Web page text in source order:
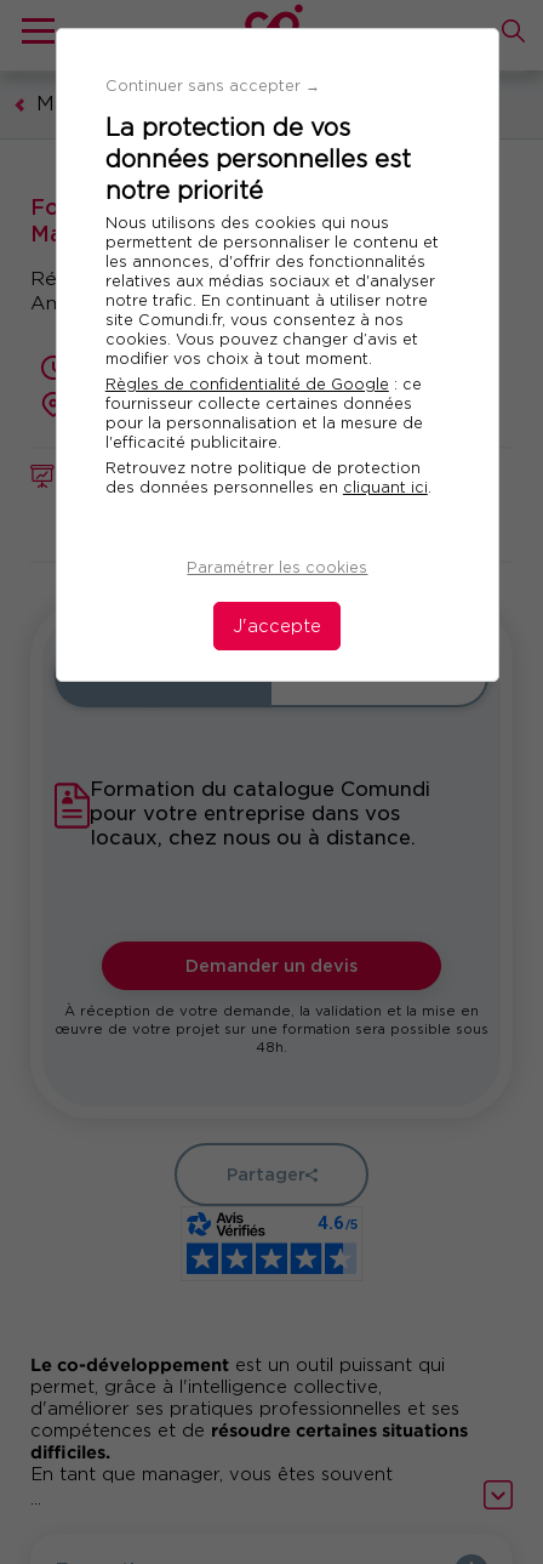
Continuer sans accepter →
La protection de vos
données personnelles est
notre priorité
Nous utilisons des cookies qui nous
permettent de personnaliser le contenu et
les annonces, d'offrir des fonctionnalités
relatives aux médias sociaux et d'analyser
notre trafic. En continuant à utiliser notre
site Comundi.fr, vous consentez à nos
cookies. Vous pouvez changer d’avis et
modifier vos choix à tout moment.
Règles de confidentialité de Google : ce
fournisseur collecte certaines données
pour la personnalisation et la mesure de
l'efficacité publicitaire.
Retrouvez notre politique de protection
des données personnelles en cliquant ici
Paramétrer les cookies
J'accepte
Management et leadership
FORMATION Réf. 10470
Formation : Co-développement pour
Managers
Résoudre ses problématiques managériales –
Améliorer sa posture
2 jours (14 heures)
présentiel ou à distance
Le co-développement est un outil puissant qui
permet, grâce à l'intelligence collective,
d'améliorer ses pratiques professionnelles et ses
compétences et de résoudre certaines situations
difficiles.
En tant que manager, vous êtes souvent
...
Intra Sur-mesure
Formation du catalogue Comundi
pour votre entreprise dans vos
locaux, chez nous ou à distance.
Demander un devis
À réception de votre demande, la validation et la mise en
œuvre de votre projet sur une formation sera possible sous
48h.
Partager